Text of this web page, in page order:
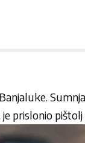
prislonio